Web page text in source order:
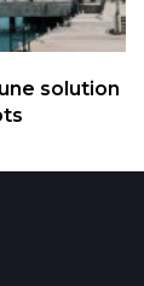
solution